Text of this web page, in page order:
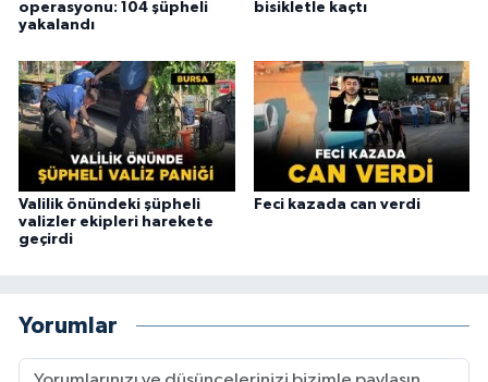
operasyonu: 104 şüpheli
yakalandı
bisikletle kaçtı
Valilik önündeki şüpheli
valizler ekipleri harekete
geçirdi
Feci kazada can verdi
Yorumlar